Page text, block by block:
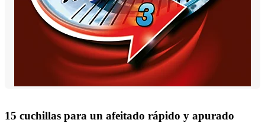
15 cuchillas para un afeitado rápido y apurado